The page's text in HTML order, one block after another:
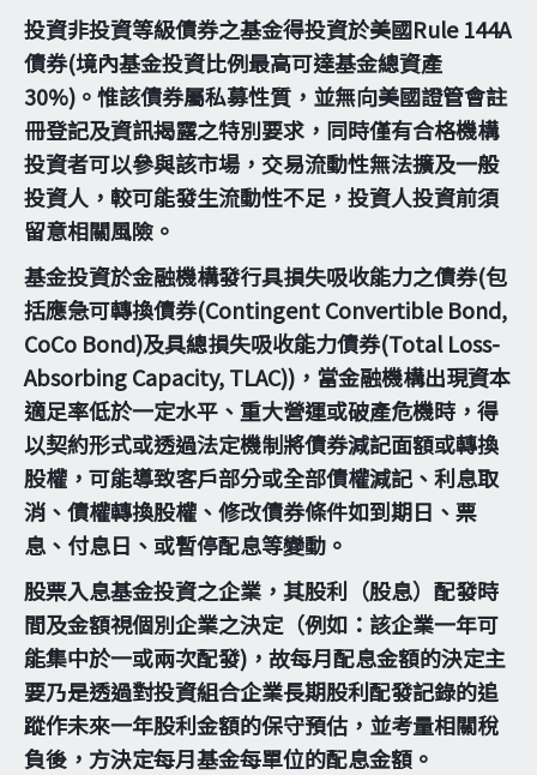
投資非投資等級債券之基金得投資於美國Rule 144A
債券(境內基金投資比例最高可達基金總資產
30%)。惟該債券屬私募性質，並無向美國證管會註
冊登記及資訊揭露之特別要求，同時僅有合格機構
投資者可以參與該市場，交易流動性無法擴及一般
投資人，較可能發生流動性不足，投資人投資前須
留意相關風險。
基金投資於金融機構發行具損失吸收能力之債券(包
括應急可轉換債券(Contingent Convertible Bond,
CoCo Bond)及具總損失吸收能力債券(Total Loss-
Absorbing Capacity, TLAC))，當金融機構出現資本
適足率低於一定水平、重大營運或破產危機時，得
以契約形式或透過法定機制將債券減記面額或轉換
股權，可能導致客戶部分或全部債權減記、利息取
消、債權轉換股權、修改債券條件如到期日、票
息、付息日、或暫停配息等變動。
股票入息基金投資之企業，其股利（股息）配發時
間及金額視個別企業之決定（例如：該企業一年可
能集中於一或兩次配發)，故每月配息金額的決定主
要乃是透過對投資組合企業長期股利配發記錄的追
蹤作未來一年股利金額的保守預估，並考量相關稅
負後，方決定每月基金每單位的配息金額。